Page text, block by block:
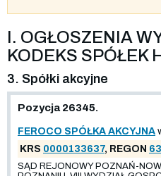
I. OGŁOSZENIA
KODEKS SPÓŁEK
3. Spółki akcyjne
Pozycja 26345.
FEROCO SPÓŁKA AKCYJNA
KRS 0000133637, REGON
SĄD REJONOWY POZNAŃ-